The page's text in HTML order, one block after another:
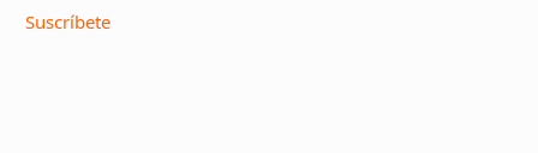
Suscríbete